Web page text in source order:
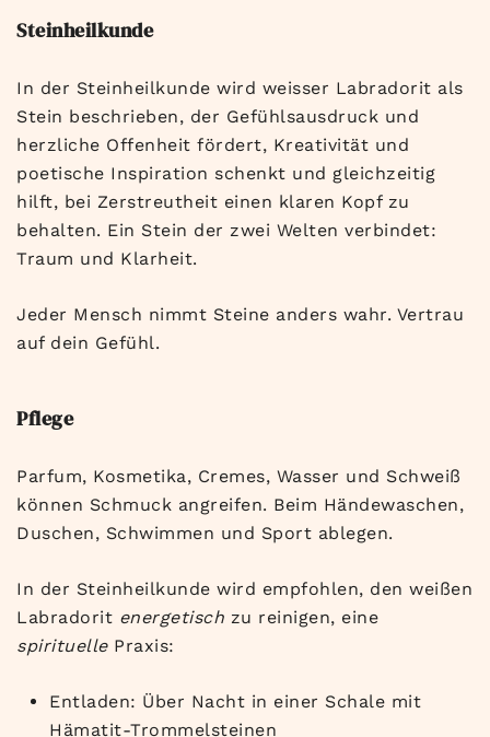
Steinheilkunde
In der Steinheilkunde wird weisser Labradorit als
Stein beschrieben, der Gefühlsausdruck und
herzliche Offenheit fördert, Kreativität und
poetische Inspiration schenkt und gleichzeitig
hilft, bei Zerstreutheit einen klaren Kopf zu
behalten. Ein Stein der zwei Welten verbindet:
Traum und Klarheit.
Jeder Mensch nimmt Steine anders wahr. Vertrau
auf dein Gefühl.
Pflege
Parfum, Kosmetika, Cremes, Wasser und Schweiß
können Schmuck angreifen. Beim Händewaschen,
Duschen, Schwimmen und Sport ablegen.
In der Steinheilkunde wird empfohlen, den weißen
Labradorit energetisch zu reinigen, eine
spirituellePraxis:
Entladen: Über Nacht in einer Schale mit
Hämatit-Trommelsteinen